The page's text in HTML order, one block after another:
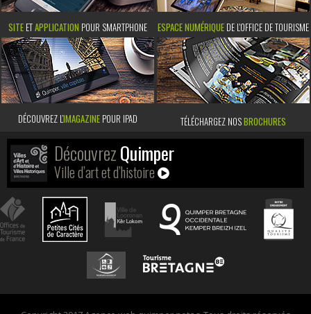
SITE ETAPPLICATION POUR SMARTPHONE ESPACE NUMÉRIQUE DE L'OFFICE DE TOURISME
DÉCOUVREZ L’IMAGAZINE POUR IPAD TÉLÉCHARGEZ NOSBROCHURES
DécouvrezQuimper
Ville d’art et d’histoire